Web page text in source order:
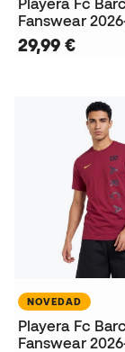
Playera Fc
Fanswear
29,99 €
NOVEDAD
Playera Fc
Fanswear